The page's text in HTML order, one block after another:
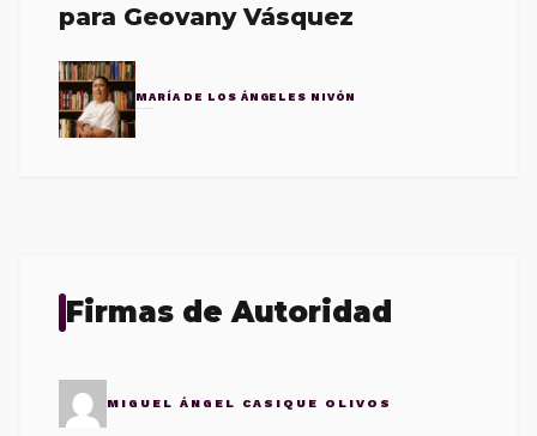
para Geovany Vásquez
MARÍA DE LOS ÁNGELES NIVÓN
Firmas de Autoridad
MIGUEL ÁNGEL CASIQUE OLIVOS